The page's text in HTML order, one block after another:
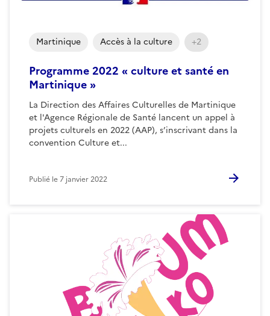
Programme 2022 « culture et santé en
Martinique »
La Direction des Affaires Culturelles de Martinique
et l'Agence Régionale de Santé lancent un appel à
projets culturels en 2022 (AAP), s’inscrivant dans la
convention Culture et...
Martinique Accès à la culture +2
Publié le7 janvier 2022